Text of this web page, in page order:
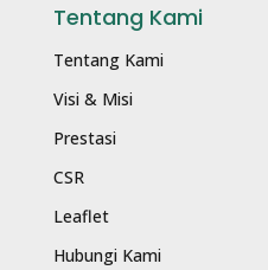
Tentang Kami
Tentang Kami
Visi & Misi
Prestasi
CSR
Leaflet
Hubungi Kami